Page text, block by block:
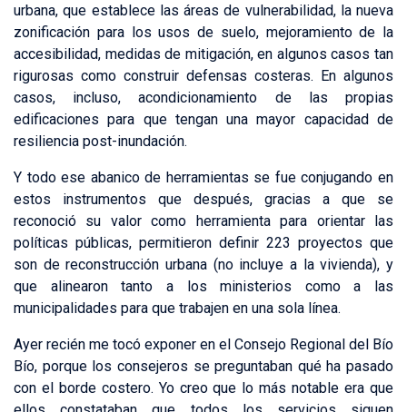
urbana, que establece las áreas de vulnerabilidad, la nueva
zonificación para los usos de suelo, mejoramiento de la
accesibilidad, medidas de mitigación, en algunos casos tan
rigurosas como construir defensas costeras. En algunos
casos, incluso, acondicionamiento de las propias
edificaciones para que tengan una mayor capacidad de
resiliencia post-inundación.
Y todo ese abanico de herramientas se fue conjugando en
estos instrumentos que después, gracias a que se
reconoció su valor como herramienta para orientar las
políticas públicas, permitieron definir 223 proyectos que
son de reconstrucción urbana (no incluye a la vivienda), y
que alinearon tanto a los ministerios como a las
municipalidades para que trabajen en una sola línea.
Ayer recién me tocó exponer en el Consejo Regional del Bío
Bío, porque los consejeros se preguntaban qué ha pasado
con el borde costero. Yo creo que lo más notable era que